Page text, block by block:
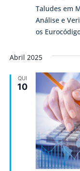
Taludes em
Análise e
os
Abril 2025
QUI
10